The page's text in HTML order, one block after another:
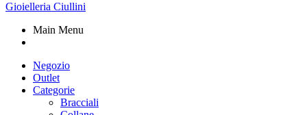
Gioielleria Ciullini
Main Menu
Negozio
Outlet
Categorie
Bracciali